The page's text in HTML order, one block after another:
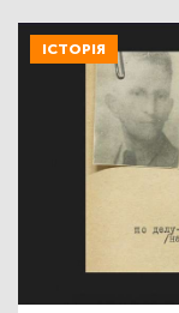
ІСТОРІЯ